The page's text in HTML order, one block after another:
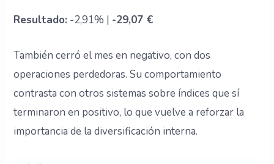
Resultado: -2,91% | -29,07 €
También cerró el mes en negativo, con dos
operaciones perdedoras. Su comportamiento
contrasta con otros sistemas sobre índices que sí
terminaron en positivo, lo que vuelve a reforzar la
importancia de la diversificación interna.